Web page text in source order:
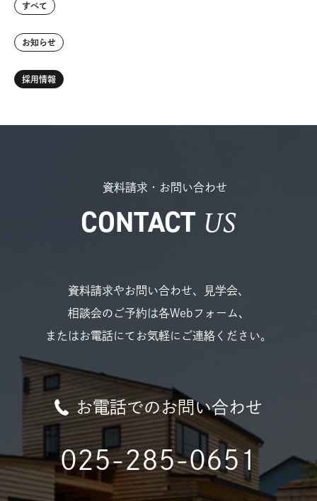
すべて
お知らせ
採用情報
資料請求・お問い合わせ
CONTACT US
資料請求やお問い合わせ、見学会、
相談会のご予約は各Webフォーム、
またはお電話にてお気軽にご連絡ください。
お電話でのお問い合わせ
025-285-0651